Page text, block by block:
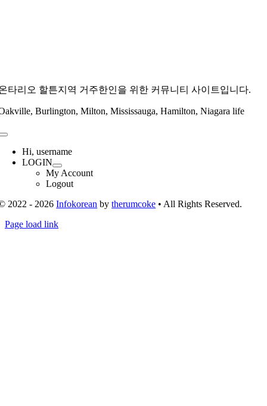
타리오 할튼지역 거주한인을 위한 커뮤니티 사이트입니다.
Burlington, Milton, Mississauga, Hamilton, Niagara life
Toggle
NavigationHi, username
LOGIN
My Account
Logout
2022 - 2026Infokorean bytherumcoke • All Rights Reserved.
Toggle
Page load link